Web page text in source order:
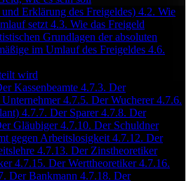
Erklärung des Freigeldes) 4.2. Wie
setzt 4.3. Wie das Freigeld
Grundlagen der absoluten
im Umlauf des Freigeldes 4.6.
wird
Kassenbeamte 4.7.3. Der
4.7.5. Der Wucherer4.7.6.
4.7.7. Der Sparer4.7.8. Der
Gläubiger4.7.10. Der Schuldner
gegen Arbeitslosigkeit 4.7.12. Der
4.7.13. Der Zinstheoretiker
4.7.15. Der Werttheoretiker4.7.16.
Der Bankmann 4.7.18. Der